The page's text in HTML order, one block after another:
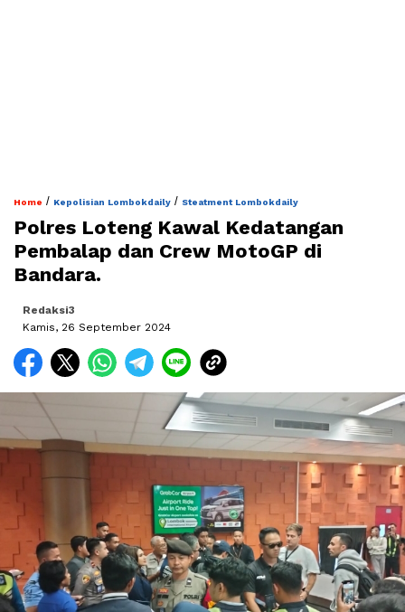
Home / Kepolisian Lombokdaily / Steatment Lombokdaily
Polres Loteng Kawal Kedatangan
Pembalap dan Crew MotoGP di
Bandara.
Redaksi3
Kamis, 26 September 2024